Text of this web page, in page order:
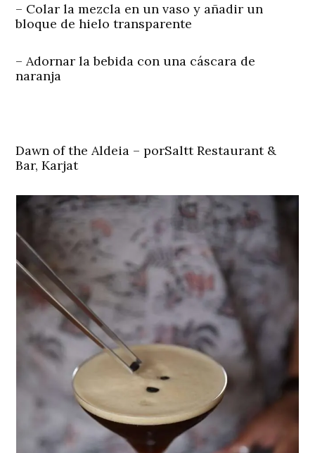
– Colar la mezcla en un vaso y añadir un
bloque de hielo transparente
– Adornar la bebida con una cáscara de
naranja
Dawn of the Aldeia – porSaltt Restaurant &
Bar, Karjat